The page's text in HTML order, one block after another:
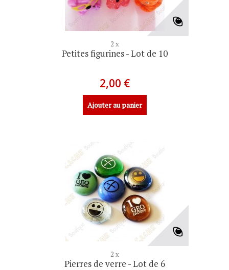
2 x
Petites figurines - Lot de 10
2,00 €
Ajouter au panier
2 x
Pierres de verre - Lot de 6